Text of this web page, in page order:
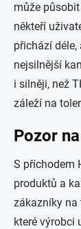
může
někteří
přichází déle,
nejsilnější
i silněji, než
záleží na
Pozor
S příchodem
produktů a
zákazníky na
které výrobci